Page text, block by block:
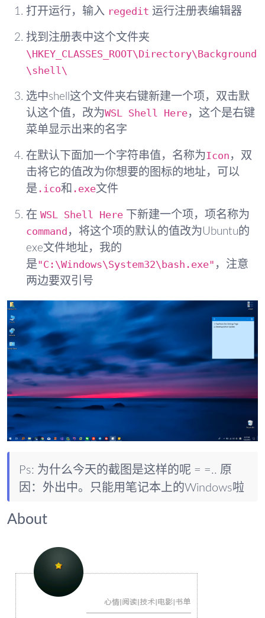
打开运行，输入 regedit 运行注册表编辑器
找到注册表中这个文件夹
\HKEY_CLASSES_ROOT\Directory\Background
\shell\
选中shell这个文件夹右键新建一个项，双击默
认这个值，改为WSL Shell Here，这个是右键
菜单显示出来的名字
在默认下面加一个字符串值，名称为Icon ，双
击将它的值改为你想要的图标的地址，可以
是 .ico和 .exe文件
在 WSL Shell Here 下新建一个项，项名称为
command ，将这个项的默认的值改为Ubuntu的
exe文件地址，我的
是"C:\Windows\System32\bash.exe" ，注意
两边要双引号
Ps: 为什么今天的截图是这样的呢 = =.. 原
因：外出中。只能用笔记本上的Windows啦
About